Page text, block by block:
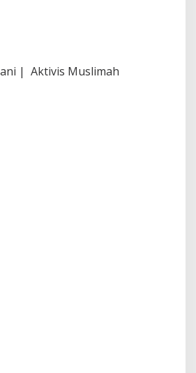
| Aktivis Muslimah